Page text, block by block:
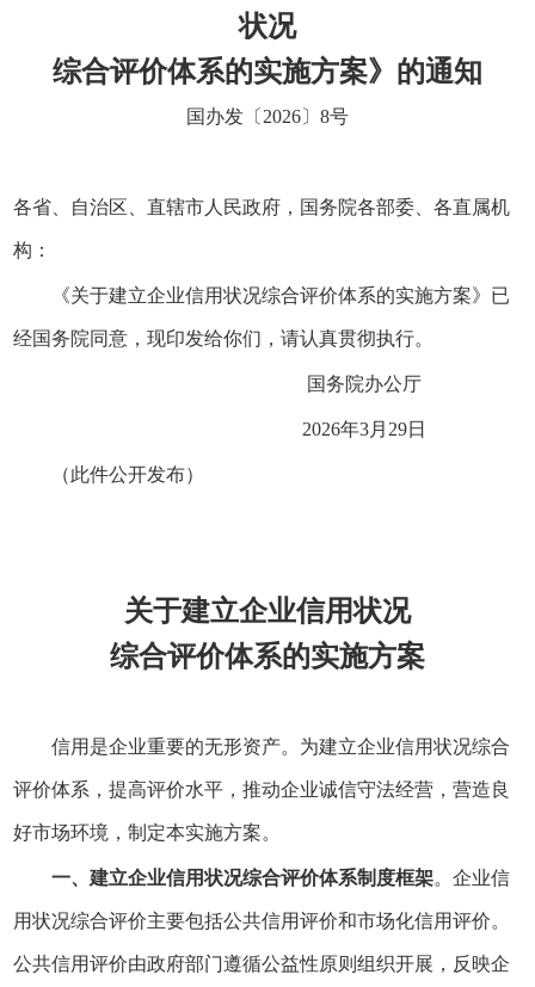
状况
综合评价体系的实施方案》的通知
国办发〔2026〕8号
各省、自治区、直辖市人民政府，国务院各部委、各直属机
构：
《关于建立企业信用状况综合评价体系的实施方案》已
经国务院同意，现印发给你们，请认真贯彻执行。
国务院办公厅
2026年3月29日
（此件公开发布）
关于建立企业信用状况
综合评价体系的实施方案
信用是企业重要的无形资产。为建立企业信用状况综合
评价体系，提高评价水平，推动企业诚信守法经营，营造良
好市场环境，制定本实施方案。
一、建立企业信用状况综合评价体系制度框架。企业信
用状况综合评价主要包括公共信用评价和市场化信用评价。
公共信用评价由政府部门遵循公益性原则组织开展，反映企